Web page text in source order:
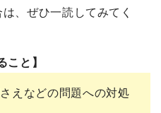
、ぜひ一読してみてく
こと】
えなどの問題への対処